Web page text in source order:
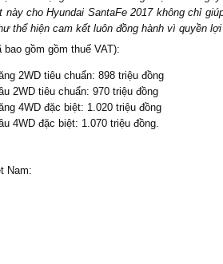
cho Hyundai SantaFe 2017 không chỉ
thể hiện cam kết luôn đồng hành vì quyền
gồm gồm thuế VAT):
2WD tiêu chuẩn: 898 triệu đồng
2WD tiêu chuẩn: 970 triệu đồng
4WD đặc biệt: 1.020 triệu đồng
4WD đặc biệt: 1.070 triệu đồng.
Nam: